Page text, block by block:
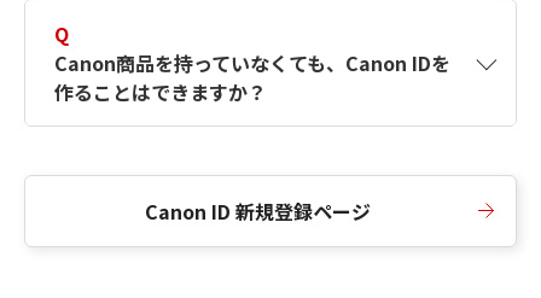
Q
Canon商品を持っていなくても、Canon IDを
作ることはできますか？
Canon ID 新規登録ページ